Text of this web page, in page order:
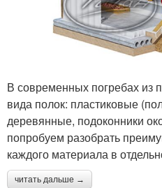
В современных погребах из
вида полок: пластиковые
деревянные, подоконники
попробуем разобрать
каждого материала в
читать дальше →